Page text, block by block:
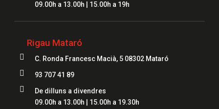
09.00h a 13.00h | 15.00h a 19h
Rigau Mataró
 C. Ronda Francesc Macià, 5 08302 Mataró
 93 707 41 89

De dilluns a divendres
09.00h a 13.00h | 15.00h a 19.30h